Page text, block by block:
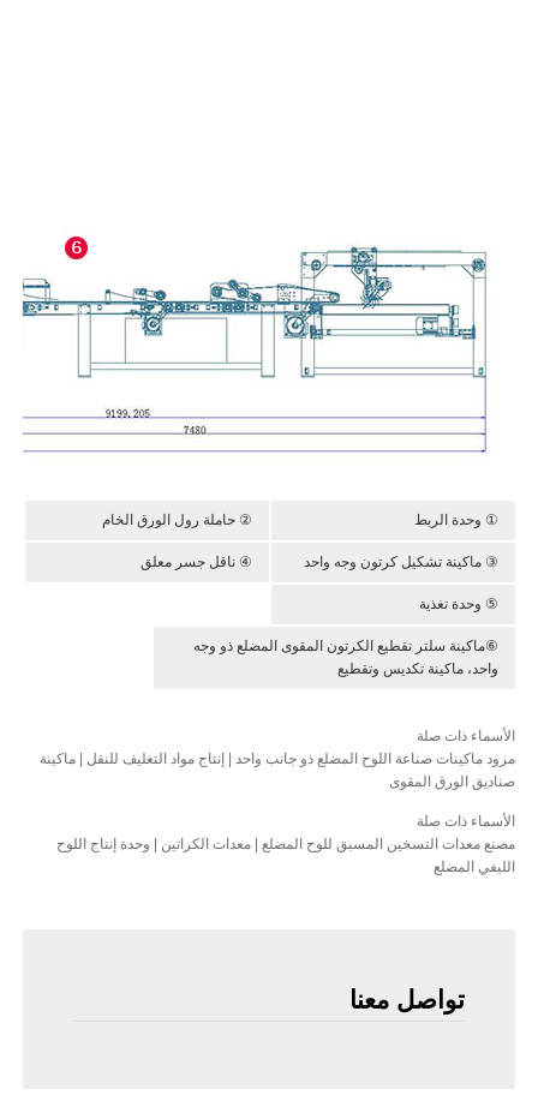
① وحدة الربط ② حاملة رول الورق الخام
③ ماكينة تشكيل كرتون وجه واحد ④ ناقل جسر معلق
⑤ وحدة تغذية
⑥ماكينة سلتر تقطيع الكرتون المقوى المضلع ذو وجه
واحد، ماكينة تكديس وتقطيع
الأسماء ذات صلة
مزود ماكينات صناعة اللوح المضلع ذو جانب واحد | إنتاج مواد التغليف للنقل | ماكينة
صناديق الورق المقوى
الأسماء ذات صلة
مصنع معدات التسخين المسبق للوح المضلع | معدات الكراتين | وحدة إنتاج اللوح
الليفي المضلع
تواصل معنا